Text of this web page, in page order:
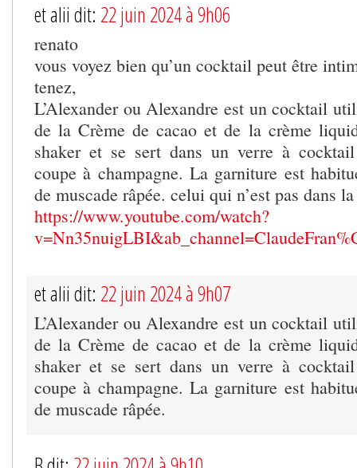
et alii dit: 22 juin 2024 à 9h06
renato
vous voyez bien qu’un cocktail peut être
tenez,
L’Alexander ou Alexandre est un cocktail
de la Crème de cacao et de la crème
shaker et se sert dans un verre à
coupe à champagne. La garniture est
de muscade râpée. celui qui n’est pas dans
https://www.youtube.com/watch?
et alii dit: 22 juin 2024 à 9h07
L’Alexander ou Alexandre est un cocktail
de la Crème de cacao et de la crème
shaker et se sert dans un verre à
coupe à champagne. La garniture est
de muscade râpée.